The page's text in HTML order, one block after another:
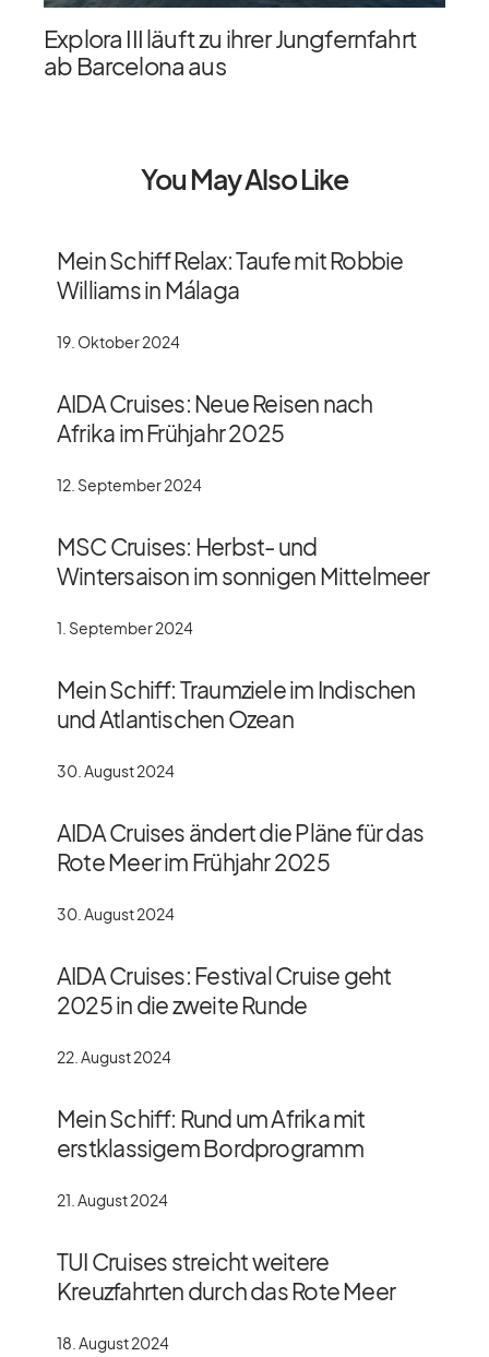
Explora III läuft zu ihrer Jungfernfahrt
ab Barcelona aus
You May Also Like
Mein Schiff Relax: Taufe mit Robbie
Williams in Málaga
19. Oktober 2024
AIDA Cruises: Neue Reisen nach
Afrika im Frühjahr 2025
12. September 2024
MSC Cruises: Herbst- und
Wintersaison im sonnigen Mittelmeer
1. September 2024
Mein Schiff: Traumziele im Indischen
und Atlantischen Ozean
30. August 2024
AIDA Cruises ändert die Pläne für das
Rote Meer im Frühjahr 2025
30. August 2024
AIDA Cruises: Festival Cruise geht
2025 in die zweite Runde
22. August 2024
Mein Schiff: Rund um Afrika mit
erstklassigem Bordprogramm
21. August 2024
TUI Cruises streicht weitere
Kreuzfahrten durch das Rote Meer
18. August 2024